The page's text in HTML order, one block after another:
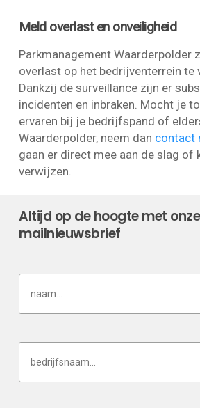
Meld overlast en onveiligheid
Parkmanagement Waarderpolder
overlast op het bedrijventerrein te
Dankzij de surveillance zijn er
incidenten en inbraken. Mocht je
ervaren bij je bedrijfspand of
Waarderpolder, neem dan contact
gaan er direct mee aan de slag of
verwijzen.
Altijd op de hoogte met
mailnieuwsbrief